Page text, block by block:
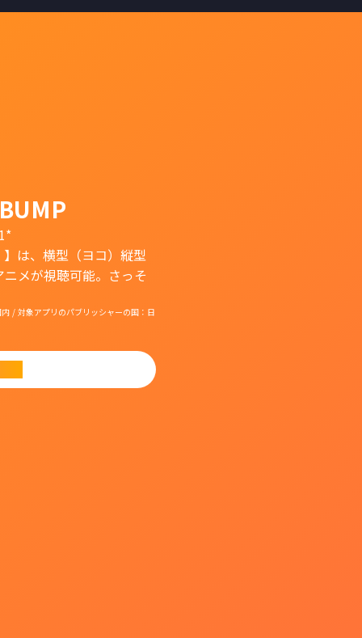
は、横型（ヨコ）縦型
メが視聴可能。さっそ
/ 対象アプリのパブリッシャーの国：日